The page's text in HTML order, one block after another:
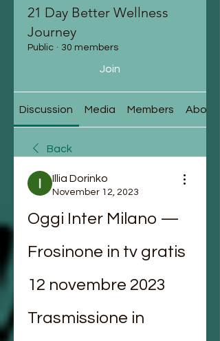
21 Day Better Wellness
Journey
Public · 30 members
Join
Discussion Media Members About
Back
Illia Dorinko
November 12, 2023
Oggi Inter Milano —
Frosinone in tv gratis
12 novembre 2023
Trasmissione in